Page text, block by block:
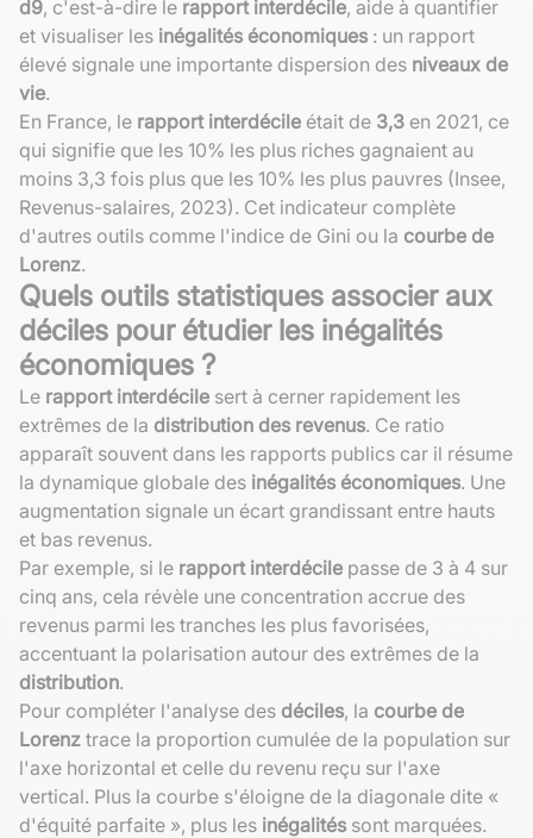
d9, c'est-à-dire le rapport interdécile, aide à quantifier
et visualiser les inégalités économiques : un rapport
élevé signale une importante dispersion des niveaux de
vie.
En France, le rapport interdécile était de 3,3 en 2021, ce
qui signifie que les 10% les plus riches gagnaient au
moins 3,3 fois plus que les 10% les plus pauvres (Insee,
Revenus-salaires, 2023). Cet indicateur complète
d'autres outils comme l'indice de Gini ou la courbe de
Lorenz.
Quels outils statistiques associer aux
déciles pour étudier les inégalités
économiques ?
Le rapport interdécile sert à cerner rapidement les
extrêmes de la distribution des revenus. Ce ratio
apparaît souvent dans les rapports publics car il résume
la dynamique globale des inégalités économiques. Une
augmentation signale un écart grandissant entre hauts
et bas revenus.
Par exemple, si le rapport interdécile passe de 3 à 4 sur
cinq ans, cela révèle une concentration accrue des
revenus parmi les tranches les plus favorisées,
accentuant la polarisation autour des extrêmes de la
distribution.
Pour compléter l'analyse des déciles, la courbe de
Lorenz trace la proportion cumulée de la population sur
l'axe horizontal et celle du revenu reçu sur l'axe
vertical. Plus la courbe s'éloigne de la diagonale dite «
d'équité parfaite », plus les inégalités sont marquées.